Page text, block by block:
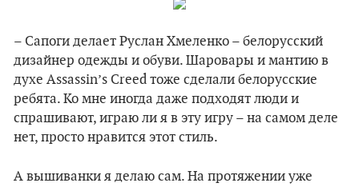
– Сапоги делает Руслан Хмеленко – белорусский
дизайнер одежды и обуви. Шаровары и мантию в
духе Assassin’s Creed тоже сделали белорусские
ребята. Ко мне иногда даже подходят люди и
спрашивают, играю ли я в эту игру – на самом деле
нет, просто нравится этот стиль.
А вышиванки я делаю сам. На протяжении уже